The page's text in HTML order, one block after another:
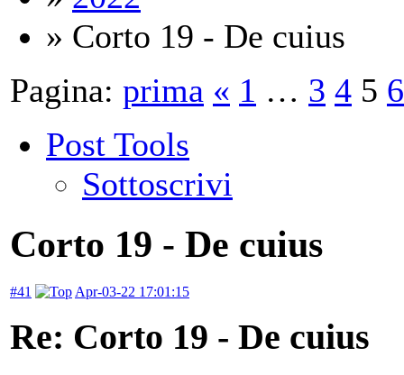
» Corto 19 - De cuius
Pagina: prima « 1 … 3 4 5 6
Post Tools
Sottoscrivi
Corto 19 - De cuius
#41 Apr-03-22 17:01:15
Re: Corto 19 - De cuius